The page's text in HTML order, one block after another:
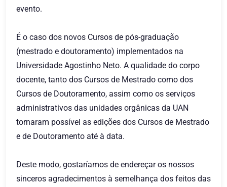
evento.
É o caso dos novos Cursos de pós-graduação
(mestrado e doutoramento) implementados na
Universidade Agostinho Neto. A qualidade do corpo
docente, tanto dos Cursos de Mestrado como dos
Cursos de Doutoramento, assim como os serviços
administrativos das unidades orgânicas da UAN
tornaram possível as edições dos Cursos de Mestrado
e de Doutoramento até à data.
Deste modo, gostaríamos de endereçar os nossos
sinceros agradecimentos à semelhança dos feitos das